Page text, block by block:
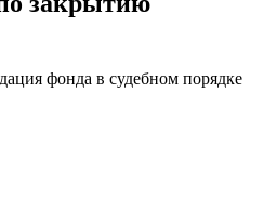
фонда в судебном порядке